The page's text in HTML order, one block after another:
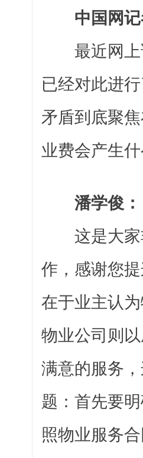
中国网
最近网上
已经对此进
矛盾到底聚
业费会产生
潘学俊：
这是大家
作，感谢您
在于业主认
物业公司则
满意的服务
题：首先要
照物业服务